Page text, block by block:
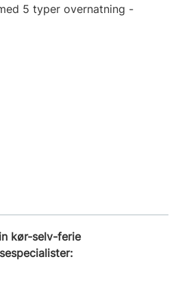
5 typer overnatning -
kør-selv-ferie